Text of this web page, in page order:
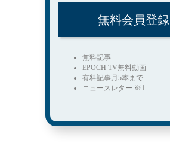
無料会員登録
無料記事
EPOCH TV無料動画
有料記事月5本まで
ニュースレター ※1